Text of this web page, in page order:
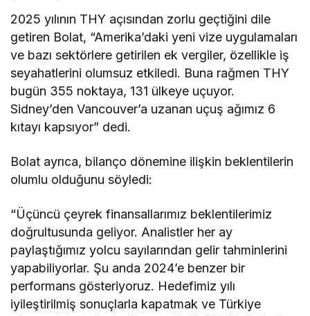
2025 yılının THY açısından zorlu geçtiğini dile
getiren Bolat, “Amerika’daki yeni vize uygulamaları
ve bazı sektörlere getirilen ek vergiler, özellikle iş
seyahatlerini olumsuz etkiledi. Buna rağmen THY
bugün 355 noktaya, 131 ülkeye uçuyor.
Sidney’den Vancouver’a uzanan uçuş ağımız 6
kıtayı kapsıyor” dedi.
Bolat ayrıca, bilanço dönemine ilişkin beklentilerin
olumlu olduğunu söyledi:
“Üçüncü çeyrek finansallarımız beklentilerimiz
doğrultusunda geliyor. Analistler her ay
paylaştığımız yolcu sayılarından gelir tahminlerini
yapabiliyorlar. Şu anda 2024’e benzer bir
performans gösteriyoruz. Hedefimiz yılı
iyileştirilmiş sonuçlarla kapatmak ve Türkiye